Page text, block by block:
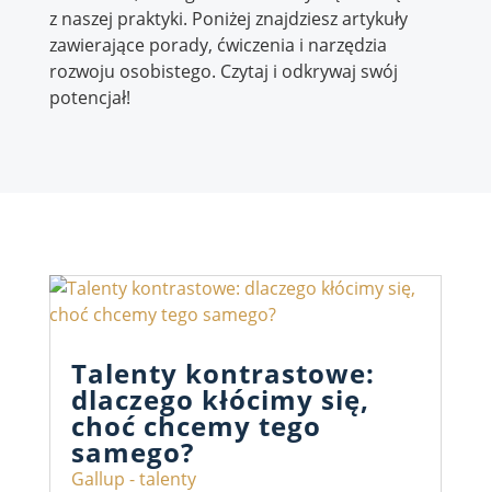
z naszej praktyki. Poniżej znajdziesz artykuły
zawierające porady, ćwiczenia i narzędzia
rozwoju osobistego. Czytaj i odkrywaj swój
potencjał!
Talenty kontrastowe:
dlaczego kłócimy się,
choć chcemy tego
samego?
Gallup - talenty